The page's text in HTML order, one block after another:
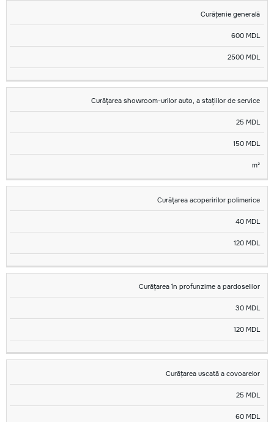
Curățenie generală
600 MDL
2500 MDL
Curățarea showroom-urilor auto, a stațiilor de service
25 MDL
150 MDL
m²
Curățarea acoperirilor polimerice
40 MDL
120 MDL
Curățarea în profunzime a pardoselilor
30 MDL
120 MDL
Curățarea uscată a covoarelor
25 MDL
60 MDL